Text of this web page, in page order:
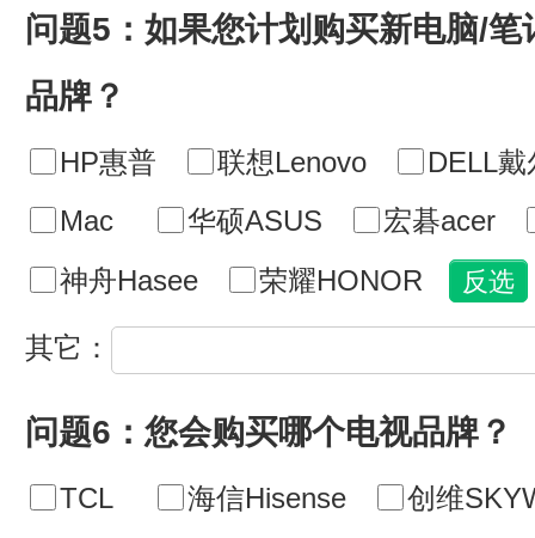
问题5：如果您计划购买新电脑/
品牌？
HP惠普 联想Lenovo
DELL戴
Mac
华硕ASUS
宏碁acer
神舟Hasee
荣耀HONOR
其它：
问题6：您会购买哪个电视品牌？
TCL 海信Hisense
创维